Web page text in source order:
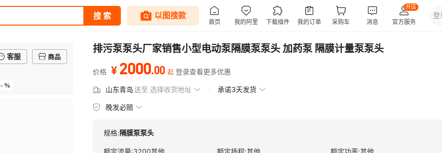
客服
商品
- %
排污泵泵头厂家销售小型电动泵隔膜泵泵头 加药泵 隔膜计量泵泵头
价格 ¥ 2000.00 起 登录查看更多优惠
山东青岛送至 选择收货地址 承诺3天发货
晚发必赔
规格:隔膜泵泵头
额定流量:3200其他 额定扬程:其他 额定功率:其他